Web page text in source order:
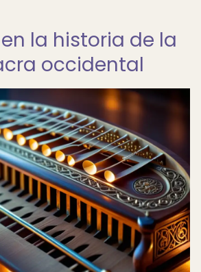
la historia de la
occidental